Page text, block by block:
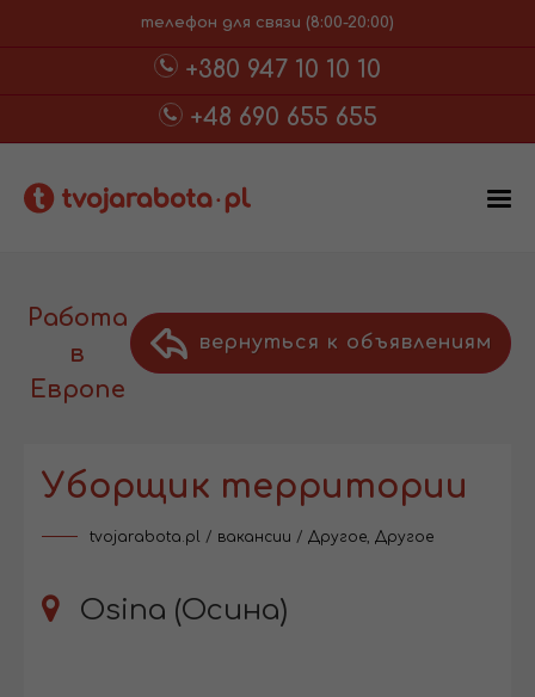
телефон для связи (8:00-20:00)
+380 947 10 10 10
+48 690 655 655
вернуться к объявлениям
Работа
в
Европе
Уборщик территории
tvojarabota.pl / вакансии / Другое, Другое
Osina (Осина)